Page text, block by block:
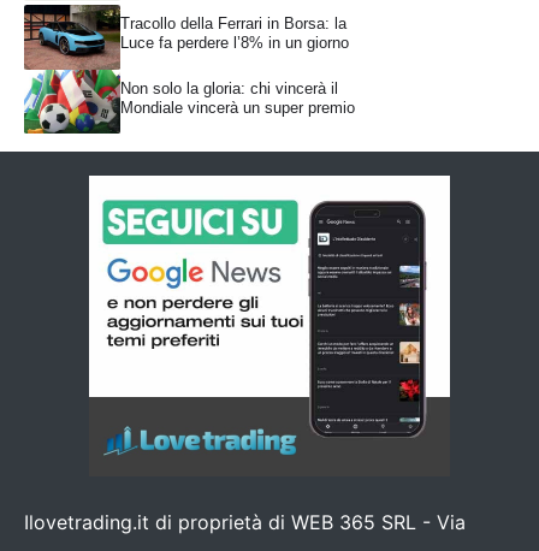
Tracollo della Ferrari in Borsa: la
Luce fa perdere l’8% in un giorno
Non solo la gloria: chi vincerà il
Mondiale vincerà un super premio
Ilovetrading.it di proprietà di WEB 365 SRL - Via